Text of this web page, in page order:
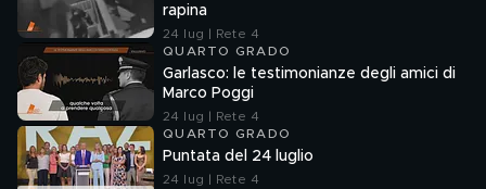
rapina
24 lug | Rete 4
QUARTO GRADO
Garlasco: le testimonianze degli amici di
Marco Poggi
24 lug | Rete 4
QUARTO GRADO
Puntata del 24 luglio
24 lug | Rete 4